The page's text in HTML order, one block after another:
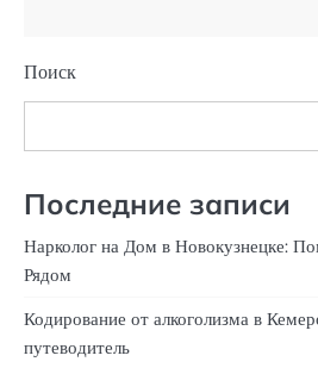
Поиск
Последние записи
Нарколог на Дом в Новокузнецке:
Рядом
Кодирование от алкоголизма в
путеводитель